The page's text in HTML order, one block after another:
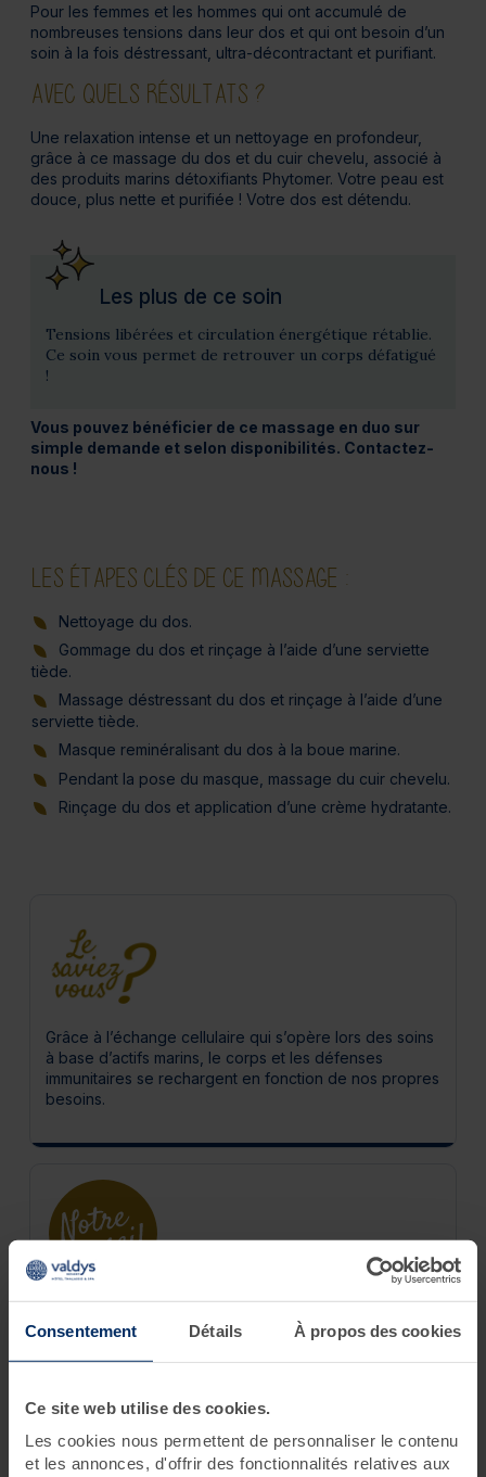
Consentement Détails À propos des cookies
Ce site web utilise des cookies.
Les cookies nous permettent de personnaliser le contenu
et les annonces, d'offrir des fonctionnalités relatives aux
Pour les femmes et les hommes qui ont accumulé de
nombreuses tensions dans leur dos et qui ont besoin d’un
soin à la fois déstressant, ultra-décontractant et purifiant.
AVEC QUELS RÉSULTATS ?
Une relaxation intense et un nettoyage en profondeur,
grâce à ce massage du dos et du cuir chevelu, associé à
des produits marins détoxifiants Phytomer. Votre peau est
douce, plus nette et purifiée ! Votre dos est détendu.
Les plus de ce soin
Tensions libérées et circulation énergétique rétablie.
Ce soin vous permet de retrouver un corps défatigué
!
Vous pouvez bénéficier de ce massage en duo sur
simple demande et selon disponibilités. Contactez-
nous !
LES ÉTAPES CLÉS DE CE MASSAGE :
Nettoyage du dos.
Gommage du dos et rinçage à l’aide d’une serviette
tiède.
Massage déstressant du dos et rinçage à l’aide d’une
serviette tiède.
Masque reminéralisant du dos à la boue marine.
Pendant la pose du masque, massage du cuir chevelu.
Rinçage du dos et application d’une crème hydratante.
Grâce à l’échange cellulaire qui s’opère lors des soins
à base d’actifs marins, le corps et les défenses
immunitaires se rechargent en fonction de nos propres
besoins.
Chez vous, prolongez les bienfaits de ce massage
grâce à notre large gamme de produits relaxants pour